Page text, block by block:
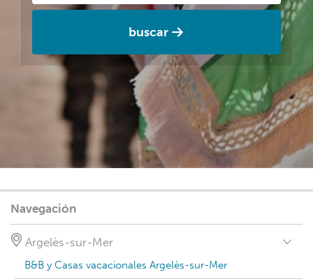
buscar
Navegación
Argelès-sur-Mer
B&B y Casas vacacionales Argelès-sur-Mer